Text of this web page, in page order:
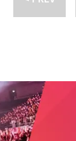
ンらしい面を見せ
てていく甘くも殺